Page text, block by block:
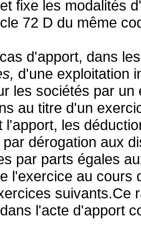
fixe les modalités
72 D du même
d'apport, dans
d'une exploitation
les sociétés par
au titre d'un
l'apport, les
dérogation aux
par parts égales
l'exercice au cours
suivants.Ce
l'acte d'apport